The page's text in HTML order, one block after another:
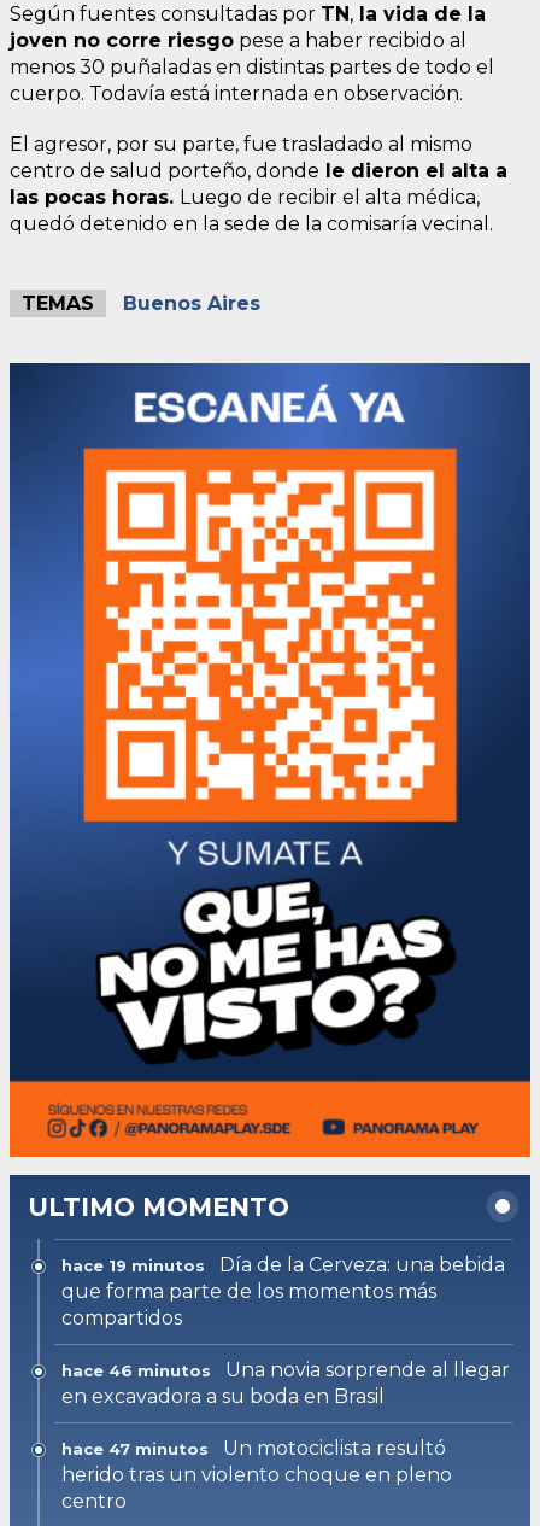
Según fuentes consultadas por TN , la vida de la
joven no corre riesgo pese a haber recibido al
menos 30 puñaladas en distintas partes de todo el
cuerpo. Todavía está internada en observación.
El agresor, por su parte, fue trasladado al mismo
centro de salud porteño, donde le dieron el alta a
las pocas horas. Luego de recibir el alta médica,
quedó detenido en la sede de la comisaría vecinal.
TEMAS Buenos Aires
ULTIMO MOMENTO
hace 19 minutos
Día de la Cerveza: una bebida
que forma parte de los momentos más
compartidos
hace 46 minutos
Una novia sorprende al llegar
en excavadora a su boda en Brasil
hace 47 minutos
Un motociclista resultó
herido tras un violento choque en pleno
centro